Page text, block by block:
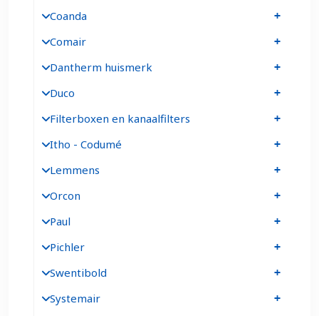
Coanda
Comair
Dantherm huismerk
Duco
Filterboxen en kanaalfilters
Itho - Codumé
Lemmens
Orcon
Paul
Pichler
Swentibold
Systemair